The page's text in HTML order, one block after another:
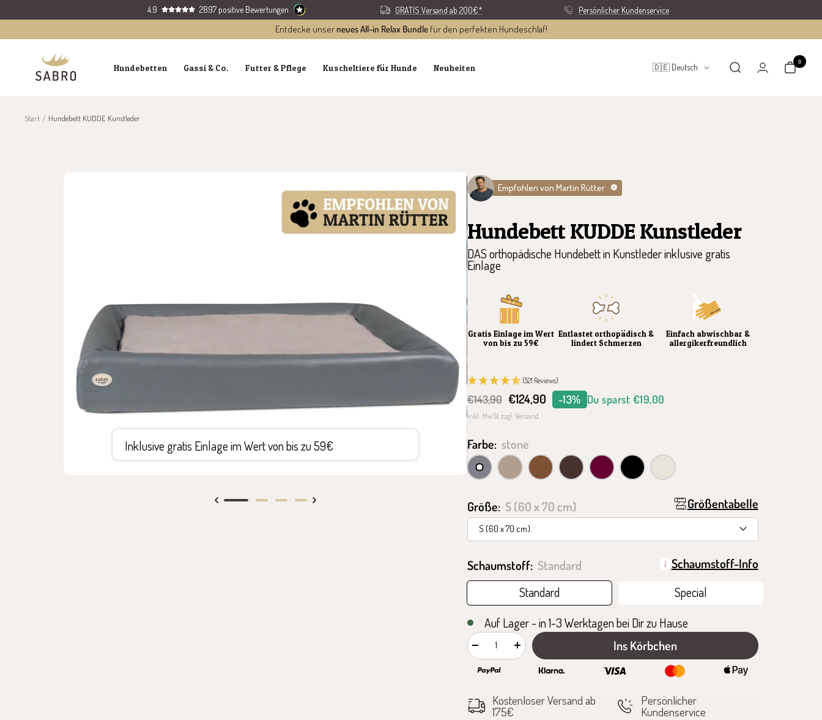
zum
Inhalt
4.9 2897 positive Bewertungen GRATIS Versand ab 200€* Persönlicher Kundenservice
Entdecke unserneues All-in Relax Bundlefür den perfekten Hundeschlaf!
Hundebetten Gassi & Co. Futter & Pflege Kuscheltiere für Hunde Neuheiten
SABRO
GmbH
Sprache
🇩🇪 Deutsch
0
Start Hundebett KUDDE Kunstleder
Inklusive gratis Einlage im Wert von bis zu 59€ 10 Jahre Garantie auf den Schaumstoff
Empfohlen von Martin Rütter
Hundebett KUDDE Kunstleder
DAS orthopädische Hundebett in Kunstleder inklusive gratis
Einlage
Gratis Einlage im Wert
von bis zu 59€
Entlastet orthopädisch &
lindert Schmerzen
Einfach abwischbar &
allergikerfreundlich
(521 Reviews)
Angebotspreis
€124,90
Regulärer
Preis
€143,90 Du sparst €19,00
-13%
inkl. MwSt zzgl. Versand
Farbe: stone
stone moon chocolatezartbitterbrombeerschwarz sahara
Größe: S (60 x 70 cm) Größentabelle
S (60 x 70 cm)
Schaumstoff: Standard
Schaumstoff-Info
Standard
Special
Auf Lager - in 1-3 Werktagen bei Dir zu Hause
Menge
verringern
Menge
erhöhen
Ins Körbchen
Kostenloser Versand ab
175€
Persönlicher
Kundenservice